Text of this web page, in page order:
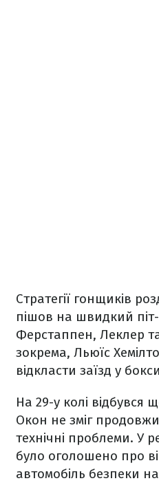
Стратегії гонщиків
пішов на швидкий
Ферстаппен, Леклер та
зокрема, Льюїс
відкласти заїзд у
На 29-у колі відбувся
Окон не зміг
технічні проблеми. У
було оголошено про
автомобіль безпеки